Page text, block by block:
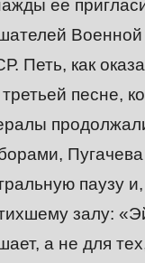
ее
Петь, как
песне,
паузу
залу:
а не для